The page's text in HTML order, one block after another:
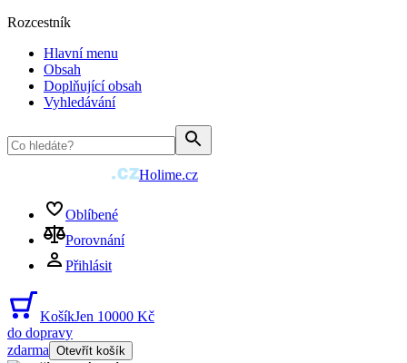
Rozcestník
Hlavní menu
Obsah
Doplňující obsah
Vyhledávání
Holime.cz
Oblíbené
Porovnání
Přihlásit
KošíkJen 10000 Kč
do dopravy
zdarma Otevřít košík